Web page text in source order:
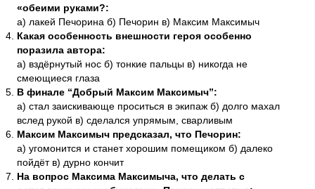
«обеими руками?:
а) лакей Печорина б) Печорин в) Максим Максимыч
Какая особенность внешности героя особенно
поразила автора:
а) вздёрнутый нос б) тонкие пальцы в) никогда не
смеющиеся глаза
В финале “Добрый Максим Максимыч”:
а) стал заискивающе проситься в экипаж б) долго махал
вслед рукой в) сделался упрямым, сварливым
Максим Максимыч предсказал, что Печорин:
а) угомонится и станет хорошим помещиком б) далеко
пойдёт в) дурно кончит
На вопрос Максима Максимыча, что делать с